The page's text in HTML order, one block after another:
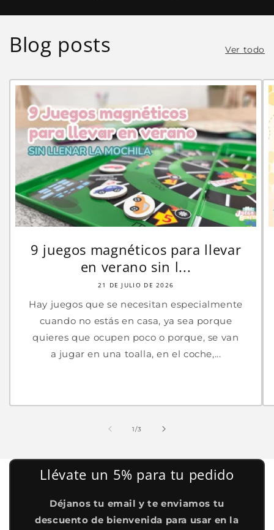
Blog posts Ver todo
9 juegos magnéticos para llevar
en verano sin l...
21 DE JULIO DE 2026
Hay juegos que se necesitan especialmente
cuando no estás en casa, ya sea porque
quieres que ocupen poco o porque, se van
a jugar en una toalla, en el coche,...
1/de
3
Llévate un 5% para tu pedido
Déjanos tu email y te enviamos tu
descuento de bienvenida para usar en la